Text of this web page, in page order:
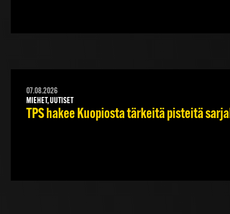
07.08.2026
MIEHET, UUTISET
TPS hakee Kuopiosta tärkeitä pisteitä